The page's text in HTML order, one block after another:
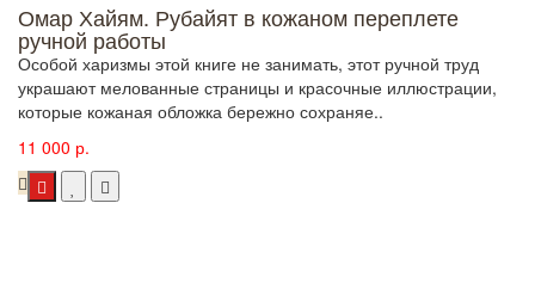
Омар Хайям. Рубайят в кожаном переплете
ручной работы
Особой харизмы этой книге не занимать, этот ручной труд
украшают мелованные страницы и красочные иллюстрации,
которые кожаная обложка бережно сохраняе..
11 000 р.